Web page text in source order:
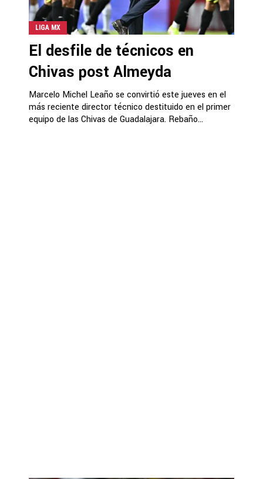
LIGA MX
El desfile de técnicos en
Chivas post Almeyda
Marcelo Michel Leaño se convirtió este jueves en el
más reciente director técnico destituido en el primer
equipo de las Chivas de Guadalajara. Rebaño...